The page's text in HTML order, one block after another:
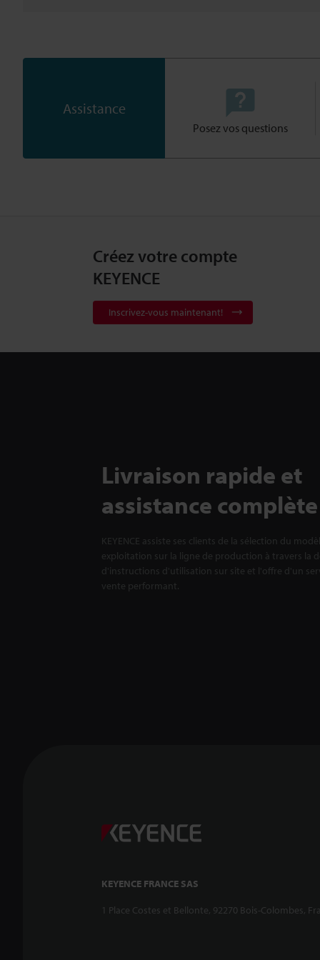
Assistance
Posez vos questions
Créez votre compte
KEYENCE
Inscrivez-vous maintenant!
Livraison rapide et
assistance complète
KEYENCE assiste ses clients de la sélection du
exploitation sur la ligne de production à travers la
d'instructions d'utilisation sur site et l'offre d'un
vente performant.
KEYENCE FRANCE SAS
1 Place Costes et Bellonte, 92270 Bois-Colombes,